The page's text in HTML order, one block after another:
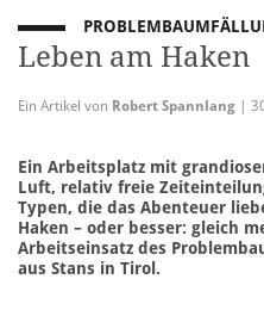
Leben am Haken
Ein Artikel von Robert Spannlang |
Ein Arbeitsplatz mit
Luft, relativ freie
Typen, die das Abenteuer
Haken – oder besser: gleich
Arbeitseinsatz des
aus Stans in Tirol.